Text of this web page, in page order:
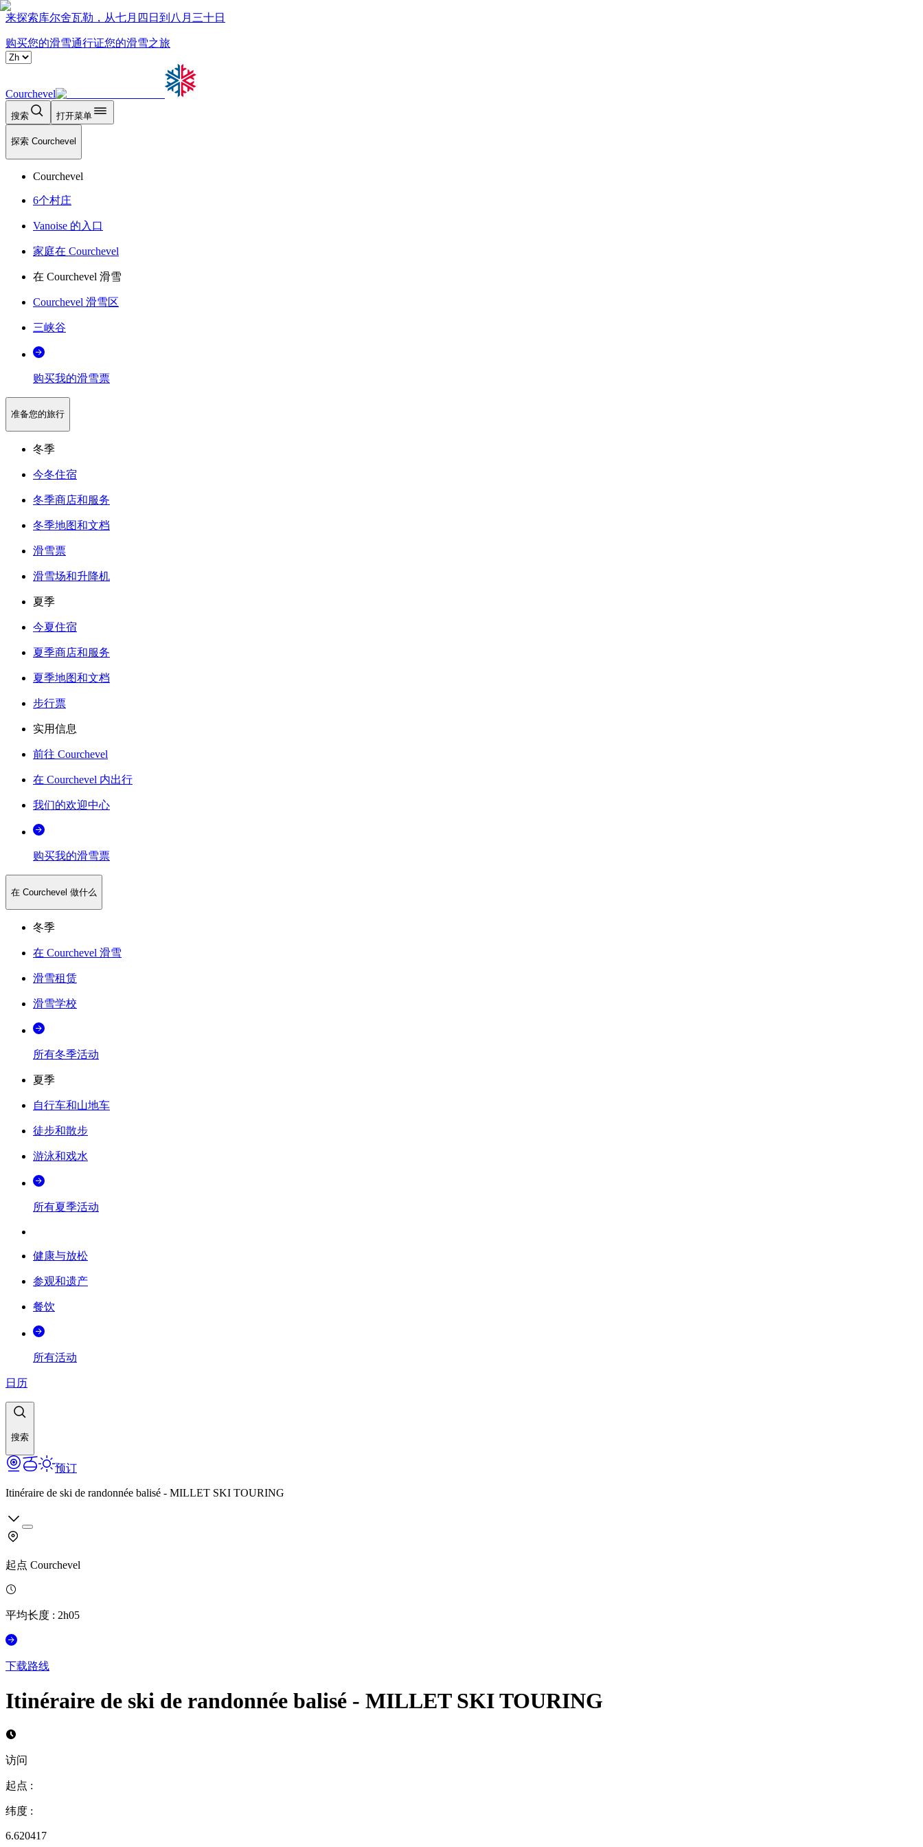
来探索库尔舍瓦勒，从七月四日到八月三十日
购买您的滑雪通行证您的滑雪之旅
Courchevel
搜索 打开菜单
探索 Courchevel
Courchevel
6个村庄
Vanoise 的入口
家庭在 Courchevel
在 Courchevel 滑雪
Courchevel 滑雪区
三峡谷
购买我的滑雪票
准备您的旅行
冬季
今冬住宿
冬季商店和服务
冬季地图和文档
滑雪票
滑雪场和升降机
夏季
今夏住宿
夏季商店和服务
夏季地图和文档
步行票
实用信息
前往 Courchevel
在 Courchevel 内出行
我们的欢迎中心
购买我的滑雪票
在 Courchevel 做什么
冬季
在 Courchevel 滑雪
滑雪租赁
滑雪学校
所有冬季活动
夏季
自行车和山地车
徒步和散步
游泳和戏水
所有夏季活动
健康与放松
参观和遗产
餐饮
所有活动
日历
搜索
预订
Itinéraire de ski de randonnée balisé - MILLET SKI TOURING
起点 Courchevel
平均长度 : 2h05
下载路线
Itinéraire de ski de randonnée balisé - MILLET SKI TOURING
访问
起点 :
纬度 :
6.620417